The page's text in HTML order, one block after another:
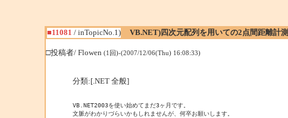
■11081 / inTopicNo.1)
VB.NET)四次元配列を用いての2点間距離計測
□投稿者/ Flowen (1回)-(2007/12/06(Thu) 16:08:33)
分類:[.NET 全般]
VB.NET2003を使い始めてまだ3ヶ月です。
文脈がわかりづらいかもしれませんが、何卒お願いします。